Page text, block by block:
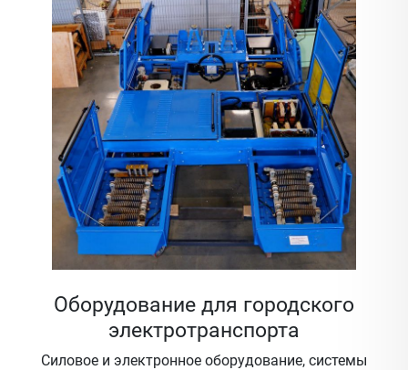
Оборудование для городского
электротранспорта
Силовое и электронное оборудование, системы